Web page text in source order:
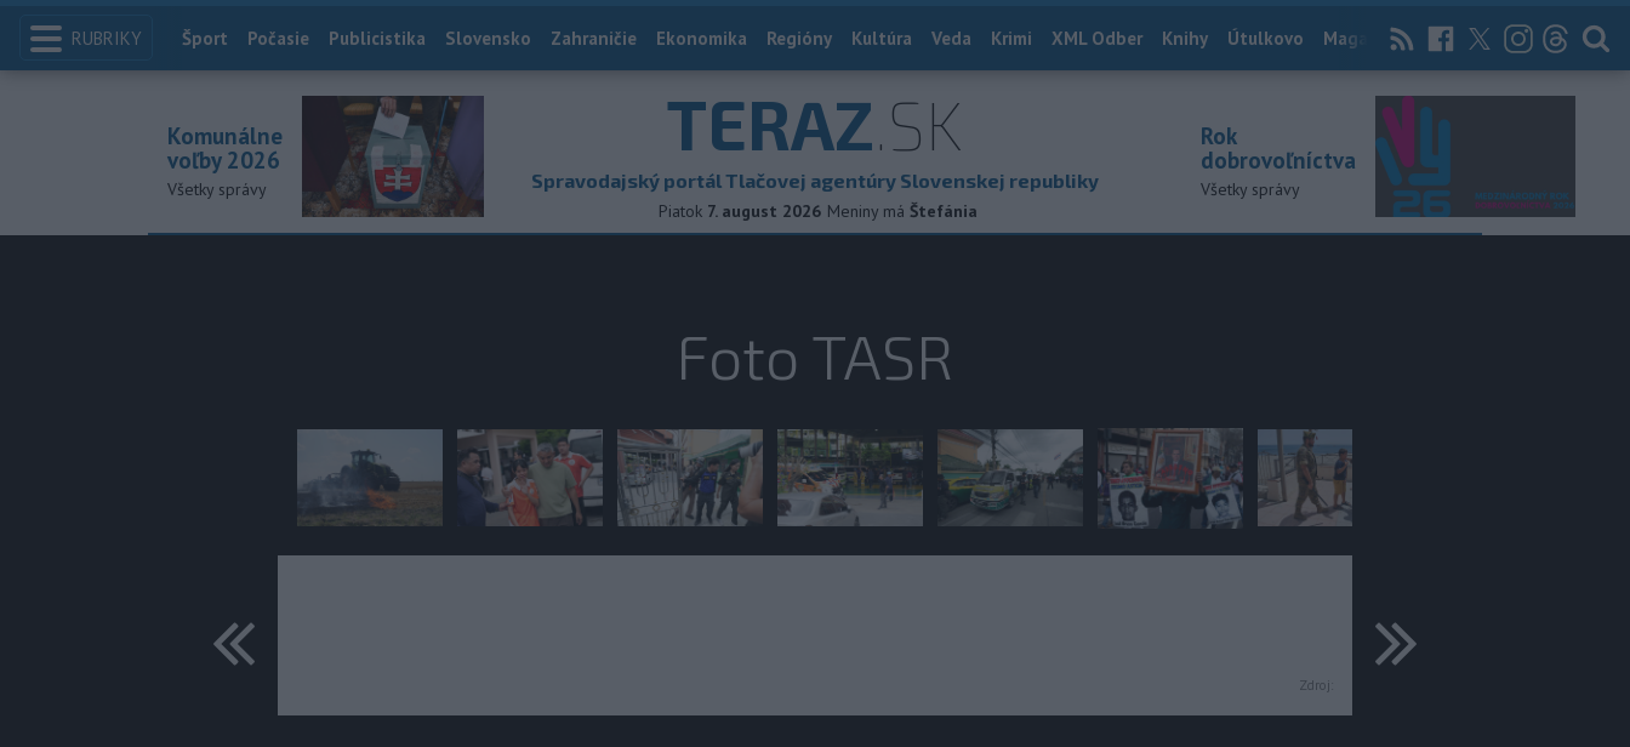
RUBRIKY Index
Šport Počasie Publicistika Slovensko Zahraničie Ekonomika Regióny Kultúra Veda Krimi XML Odber Knihy Útulkovo Magazín News Now Archív
TERAZ.SK
Spravodajský portál Tlačovej agentúry Slovenskej republiky
Piatok 7. august 2026 Meniny má Štefánia
Komunálne
voľby 2026
Všetky správy
Rok
dobrovoľníctva
Všetky správy
Foto TASR
Zdroj:
predchádzajúce ďalšie